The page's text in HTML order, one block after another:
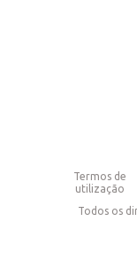
Termos de
utilização
Todos os